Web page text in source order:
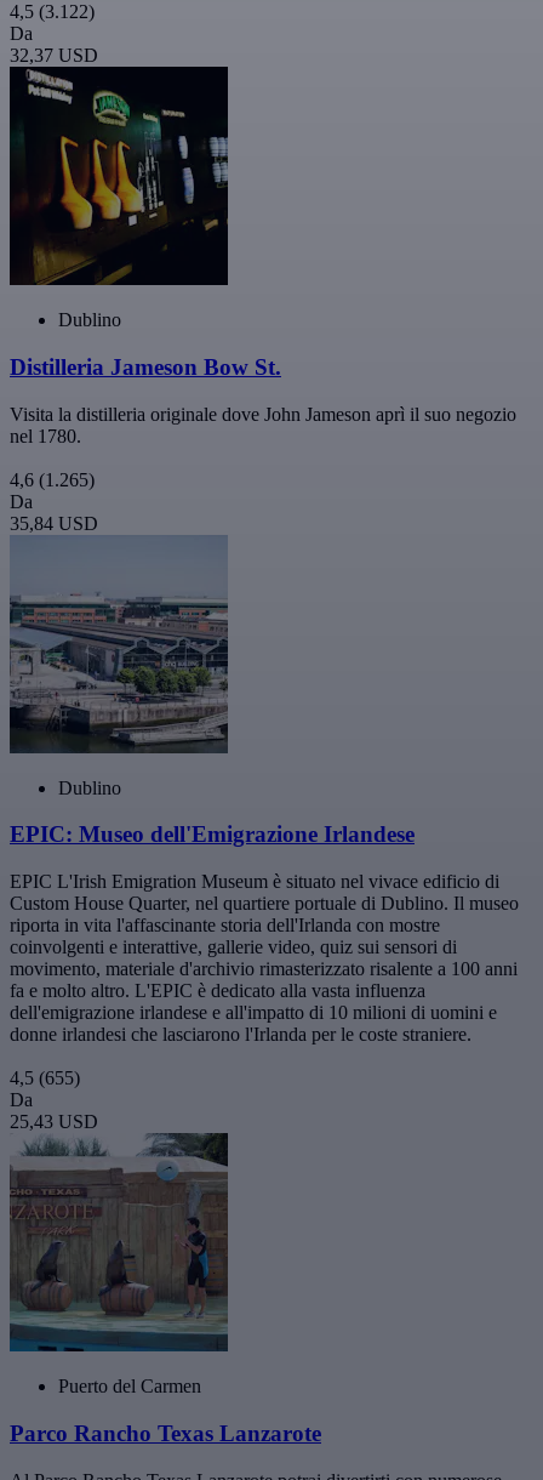
4,5 (3.122)
Da
32,37 USD
Dublino
Distilleria Jameson Bow St.
Visita la distilleria originale dove John Jameson aprì il suo negozio
nel 1780.
4,6 (1.265)
Da
35,84 USD
Dublino
EPIC: Museo dell'Emigrazione Irlandese
EPIC L'Irish Emigration Museum è situato nel vivace edificio di
Custom House Quarter, nel quartiere portuale di Dublino. Il museo
riporta in vita l'affascinante storia dell'Irlanda con mostre
coinvolgenti e interattive, gallerie video, quiz sui sensori di
movimento, materiale d'archivio rimasterizzato risalente a 100 anni
fa e molto altro. L'EPIC è dedicato alla vasta influenza
dell'emigrazione irlandese e all'impatto di 10 milioni di uomini e
donne irlandesi che lasciarono l'Irlanda per le coste straniere.
4,5 (655)
Da
25,43 USD
Puerto del Carmen
Parco Rancho Texas Lanzarote